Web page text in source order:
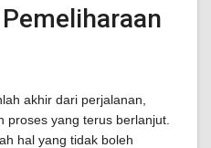
akhir dari perjalanan,
proses yang terus berlanjut.
hal yang tidak boleh